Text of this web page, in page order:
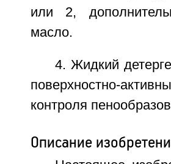
или 2,
масло.
4. Жидкий
поверхностно-
контроля
Описание